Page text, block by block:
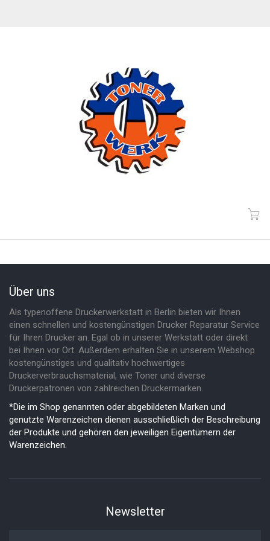
Über uns
Als typenoffene Druckerwerkstatt in Berlin bieten wir Ihnen
einen schnellen und kostengünstigen Drucker Reparatur Service
für Ihren Drucker an. Egal ob in unserer Werkstatt oder direkt
bei Ihnen vor Ort. Außerdem erhalten Sie in unserem Webshop
kostengünstiges und qualitativ hochwertiges
Druckerverbrauchsmaterial, wie Toner und diverse
Druckerpatronen von zahlreichen Druckermarken.
*Die im Shop genannten oder abgebildeten Marken und
genutzte Warenzeichen dienen ausschließlich der Beschreibung
der Produkte und gehören den jeweiligen Eigentümern der
Warenzeichen.
Newsletter